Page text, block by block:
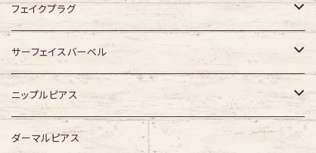
ジュエル有り
ジュエル無し
ジュエル有り
ジュエル有り
ジュエル無し
ジュエル有り
フェイクプラグ
ジュエル無し
ジュエル有り
サーフェイスバーベル
ジュエル無し
ジュエル有り
ニップルピアス
ジュエル無し
ダーマルピアス